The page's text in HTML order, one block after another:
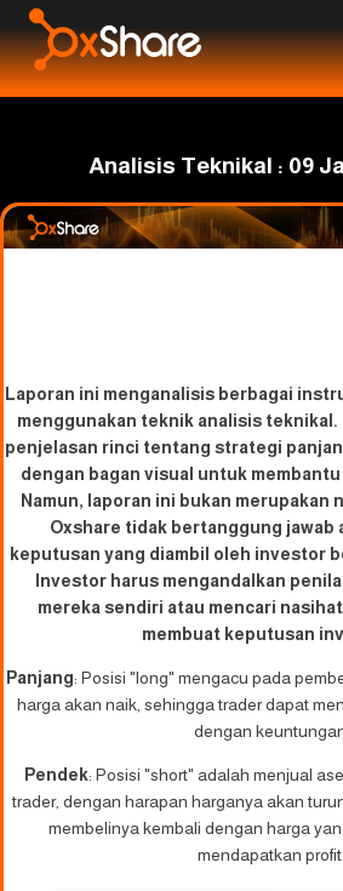
Analisis Teknikal : 09
Laporan ini menganalisis berbagai
menggunakan teknik analisis teknikal.
penjelasan rinci tentang strategi
dengan bagan visual untuk
Namun, laporan ini bukan merupakan
Oxshare tidak bertanggung jawab
keputusan yang diambil oleh investor
Investor harus mengandalkan
mereka sendiri atau mencari
membuat keputusan
Panjang: Posisi "long" mengacu pada
harga akan naik, sehingga trader dapat
dengan
Pendek: Posisi "short" adalah menjual
trader, dengan harapan harganya akan
membelinya kembali dengan harga
mendapatkan profit.